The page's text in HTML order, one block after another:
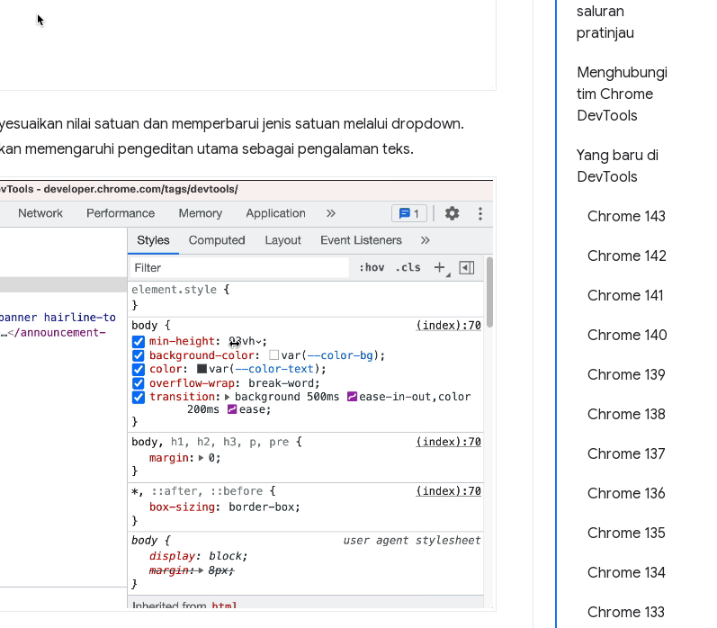
saluran
pratinjau
Menghubungi
tim Chrome
DevTools
Yang baru di
DevTools
Chrome 143
Chrome 142
Chrome 141
Chrome 140
Chrome 139
Chrome 138
Chrome 137
Chrome 136
Chrome 135
Chrome 134
Chrome 133
nilai satuan dan memperbarui jenis satuan melalui dropdown.
memengaruhi pengeditan utama sebagai pengalaman teks.